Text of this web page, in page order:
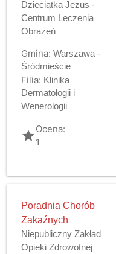
Dzieciątka Jezus -
Centrum Leczenia
Obrażeń
Gmina: Warszawa -
Śródmieście
Filia: Klinika
Dermatologii i
Wenerologii
gradeOcena:
1
Poradnia Chorób
Zakaźnych
Niepubliczny Zakład
Opieki Zdrowotnej